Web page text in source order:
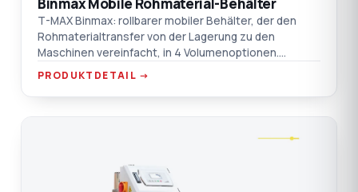
Binmax Mobile Rohmaterial-Behälter
T-MAX Binmax: rollbarer mobiler Behälter, der den
Rohmaterialtransfer von der Lagerung zu den
Maschinen vereinfacht, in 4 Volumenoptionen.
Verchromt / Aluminium / AISI 304 SST
PRODUKTDETAIL →